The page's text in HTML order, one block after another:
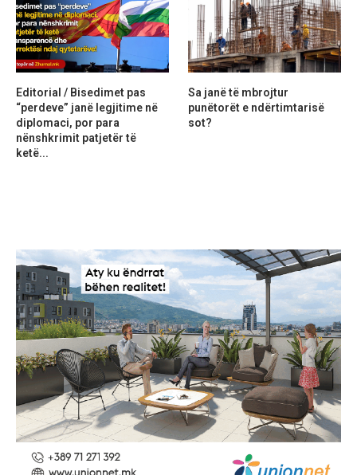
Editorial / Bisedimet pas
“perdeve” janë legjitime në
diplomaci, por para
nënshkrimit patjetër të
ketë...
Sa janë të mbrojtur
punëtorët e ndërtimtarisë
sot?